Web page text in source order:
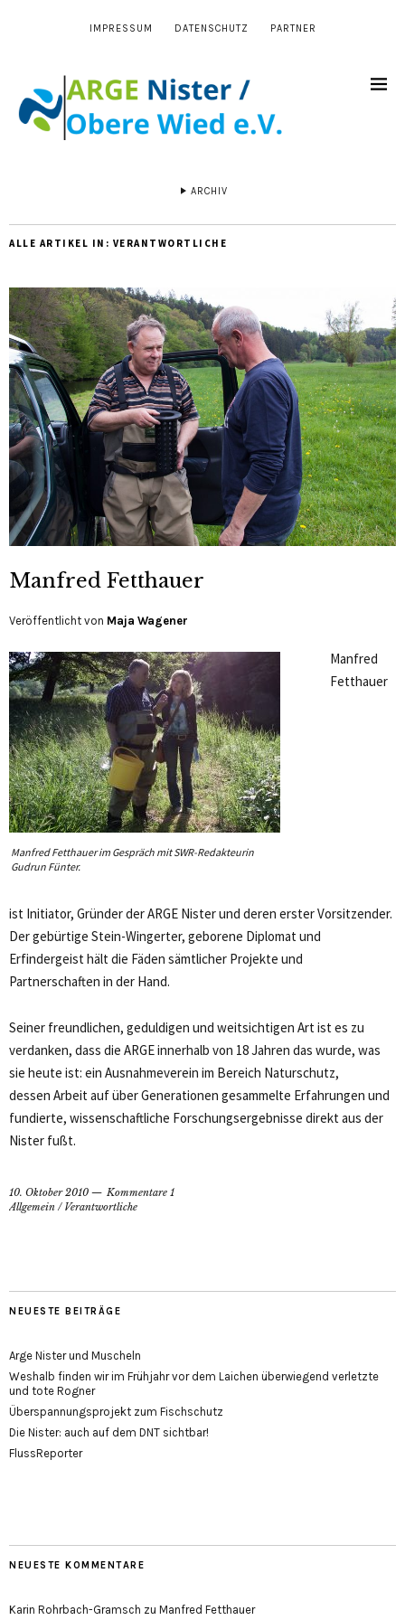
IMPRESSUM DATENSCHUTZ PARTNER
ARCHIV
ALLE ARTIKEL IN: VERANTWORTLICHE
Manfred Fetthauer
Veröffentlicht von Maja Wagener
Manfred Fetthauer im Gespräch mit SWR-Redakteurin
Gudrun Fünter.
Manfred
Fetthauer
ist Initiator, Gründer der ARGE Nister und deren erster Vorsitzender.
Der gebürtige Stein-Wingerter, geborene Diplomat und
Erfindergeist hält die Fäden sämtlicher Projekte und
Partnerschaften in der Hand.
Seiner freundlichen, geduldigen und weitsichtigen Art ist es zu
verdanken, dass die ARGE innerhalb von 18 Jahren das wurde, was
sie heute ist: ein Ausnahmeverein im Bereich Naturschutz,
dessen Arbeit auf über Generationen gesammelte Erfahrungen und
fundierte, wissenschaftliche Forschungsergebnisse direkt aus der
Nister fußt.
10. Oktober 2010
Kommentare 1
Allgemein / Verantwortliche
NEUESTE BEITRÄGE
Arge Nister und Muscheln
Weshalb finden wir im Frühjahr vor dem Laichen überwiegend verletzte
und tote Rogner
Überspannungsprojekt zum Fischschutz
Die Nister: auch auf dem DNT sichtbar!
FlussReporter
NEUESTE KOMMENTARE
Karin Rohrbach-Gramsch zu Manfred Fetthauer